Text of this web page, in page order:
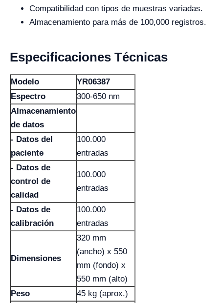
Compatibilidad con tipos de muestras variadas.
Almacenamiento para más de 100,000 registros.
Especificaciones Técnicas
Modelo
YR06387
Espectro
300-650 nm
Almacenamiento
de datos
- Datos del
paciente
100.000
entradas
- Datos de
control de
calidad
100.000
entradas
- Datos de
calibración
100.000
entradas
Dimensiones
320 mm
(ancho) x 550
mm (fondo) x
550 mm (alto)
Peso
45 kg (aprox.)